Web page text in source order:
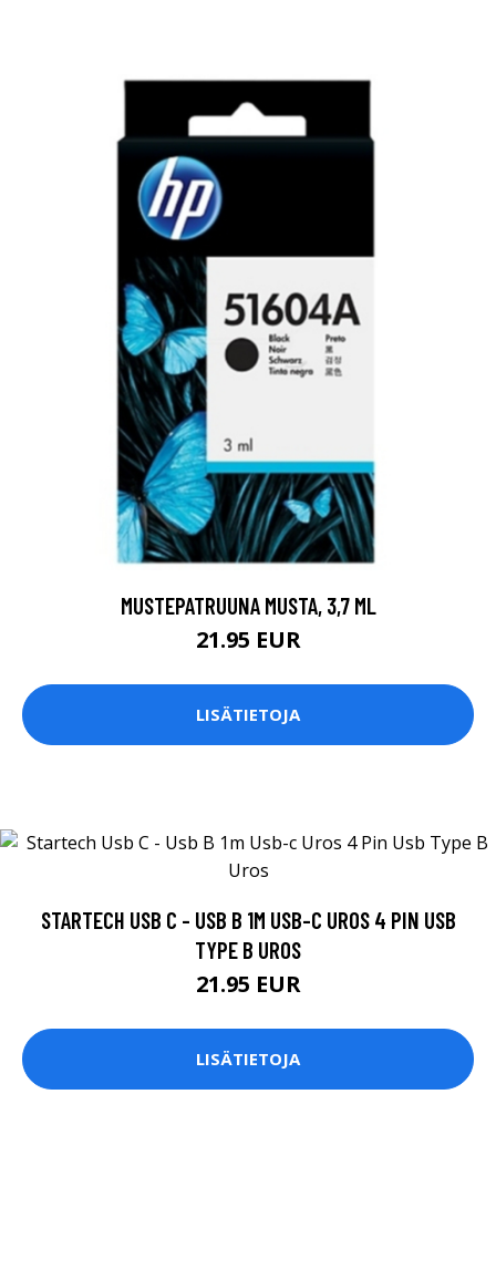
MUSTEPATRUUNA MUSTA, 3,7 ML
21.95 EUR
LISÄTIETOJA
STARTECH USB C - USB B 1M USB-C UROS 4 PIN USB
TYPE B UROS
21.95 EUR
LISÄTIETOJA